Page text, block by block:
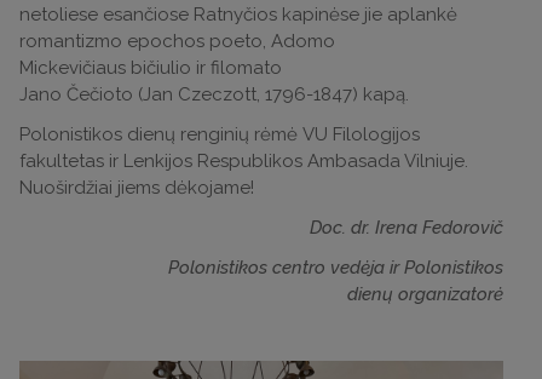
netoliese esančiose Ratnyčios kapinėse jie aplankė
romantizmo epochos poeto, Adomo
Mickevičiaus bičiulio ir filomato
Jano Čečioto (Jan Czeczott, 1796-1847) kapą.
Polonistikos dienų renginių rėmė VU Filologijos
fakultetas ir Lenkijos Respublikos Ambasada Vilniuje.
Nuoširdžiai jiems dėkojame!
Doc. dr. Irena Fedorovič
Polonistikos centro vedėja ir Polonistikos
dienų organizatorė